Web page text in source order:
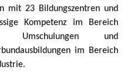
mit 23 Bildungszentren und
Kompetenz im Bereich
Umschulungen und
im Bereich